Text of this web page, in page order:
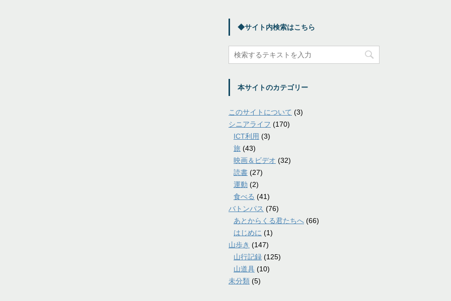
◆サイト内検索はこちら
本サイトのカテゴリー
このサイトについて (3)
シニアライフ (170)
ICT利用 (3)
旅 (43)
映画＆ビデオ (32)
読書 (27)
運動 (2)
食べる (41)
バトンパス (76)
あとからくる君たちへ (66)
はじめに (1)
山歩き (147)
山行記録 (125)
山道具 (10)
未分類 (5)